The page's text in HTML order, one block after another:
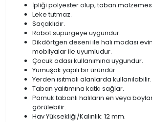
İpliği polyester olup, taban
Leke tutmaz.
Saçaklıdır.
Robot süpürgeye uygundur.
Dikdörtgen deseni ile halı modası
mobilyalar ile uyumludur.
Çocuk odası kullanımına uygundur.
Yumuşak yapılı bir üründür.
Yerden ısıtmalı alanlarda kullanılabilir.
Taban yalıtımına katkı sağlar.
Pamuk tabanlı halıların en veya
görülebilir.
Hav Yüksekliği/Kalınlık: 12 mm.